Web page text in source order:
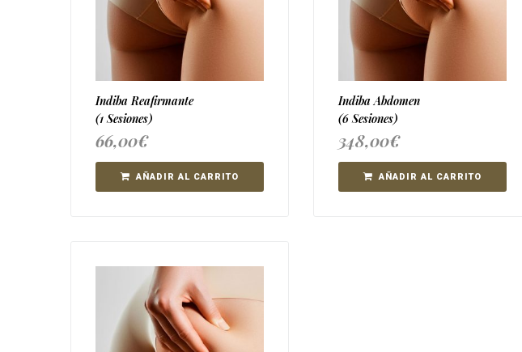
Indiba Reafirmante
(1 Sesiones)
66,00€
AÑADIR AL CARRITO
Indiba Abdomen
(6 Sesiones)
348,00€
AÑADIR AL CARRITO